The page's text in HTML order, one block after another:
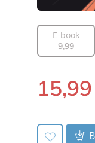
E-book
9,99
Luisterboek:
15,99